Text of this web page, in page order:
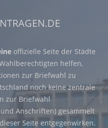
offizielle Seite der Städte
helfen,
zur Briefwahl zu
noch keine zentrale
zur Briefwahl
Anschriften) gesammelt
Seite entgegenwirken.